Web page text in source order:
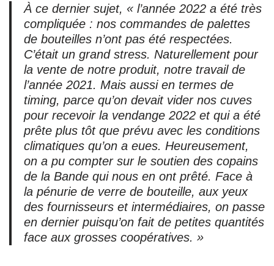
À ce dernier sujet, « l’année 2022 a été très
compliquée : nos commandes de palettes
de bouteilles n’ont pas été respectées.
C’était un grand stress. Naturellement pour
la vente de notre produit, notre travail de
l’année 2021. Mais aussi en termes de
timing, parce qu’on devait vider nos cuves
pour recevoir la vendange 2022 et qui a été
prête plus tôt que prévu avec les conditions
climatiques qu’on a eues. Heureusement,
on a pu compter sur le soutien des copains
de la Bande qui nous en ont prêté. Face à
la pénurie de verre de bouteille, aux yeux
des fournisseurs et intermédiaires, on passe
en dernier puisqu’on fait de petites quantités
face aux grosses coopératives. »